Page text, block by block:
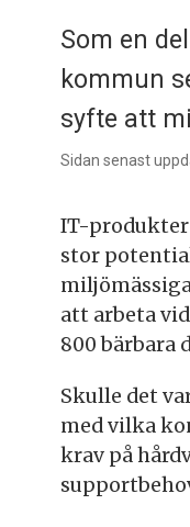
Som en
kommun
syfte att
Sidan senast
IT-produkter
stor
att arbeta
800 bärbara
Skulle det
med vilka
krav på